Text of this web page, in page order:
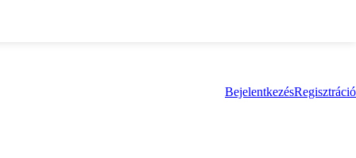
BejelentkezésRegisztráció